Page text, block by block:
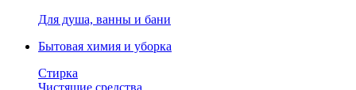
Для душа, ванны и бани
Бытовая химия и уборка
Стирка
Чистящие средства